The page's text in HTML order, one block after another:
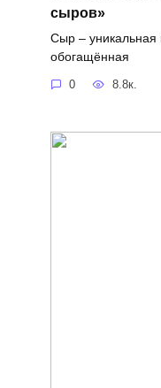
сыров»
Сыр – уникальная
обогащённая
0 8.8к.